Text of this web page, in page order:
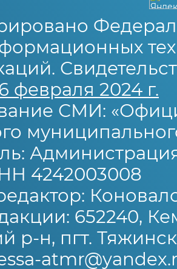
февраля 2024 г.
СМИ:
4242003008
652240,
р-н, пгт.